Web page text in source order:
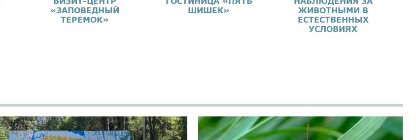
«ЗАПОВЕДНЫЙ
ТЕРЕМОК»
ШИШЕК»
ЖИВОТНЫМИ В
ЕСТЕСТВЕННЫХ
УСЛОВИЯХ